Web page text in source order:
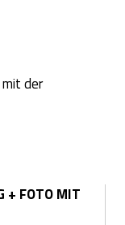
+ FOTO MIT